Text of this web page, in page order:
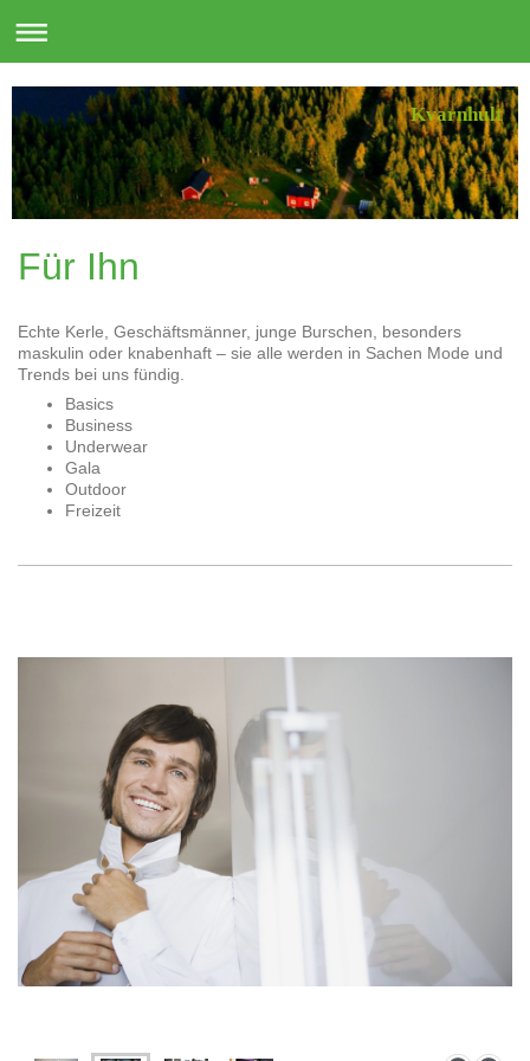
Kvarnhult
Für Ihn
Echte Kerle, Geschäftsmänner, junge Burschen, besonders
maskulin oder knabenhaft – sie alle werden in Sachen Mode und
Trends bei uns fündig.
Basics
Business
Underwear
Gala
Outdoor
Freizeit